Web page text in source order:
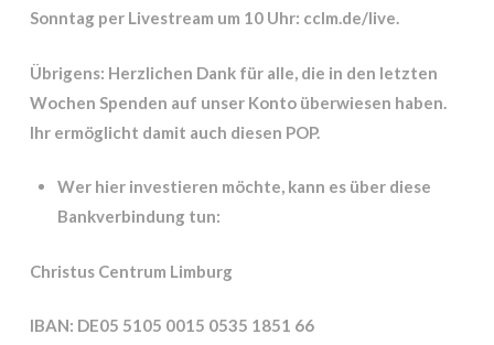
Sonntag per Livestream um 10 Uhr: cclm.de/live.
Übrigens: Herzlichen Dank für alle, die in den letzten
Wochen Spenden auf unser Konto überwiesen haben.
Ihr ermöglicht damit auch diesen POP.
Wer hier investieren möchte, kann es über diese
Bankverbindung tun:
Christus Centrum Limburg
IBAN: DE05 5105 0015 0535 1851 66